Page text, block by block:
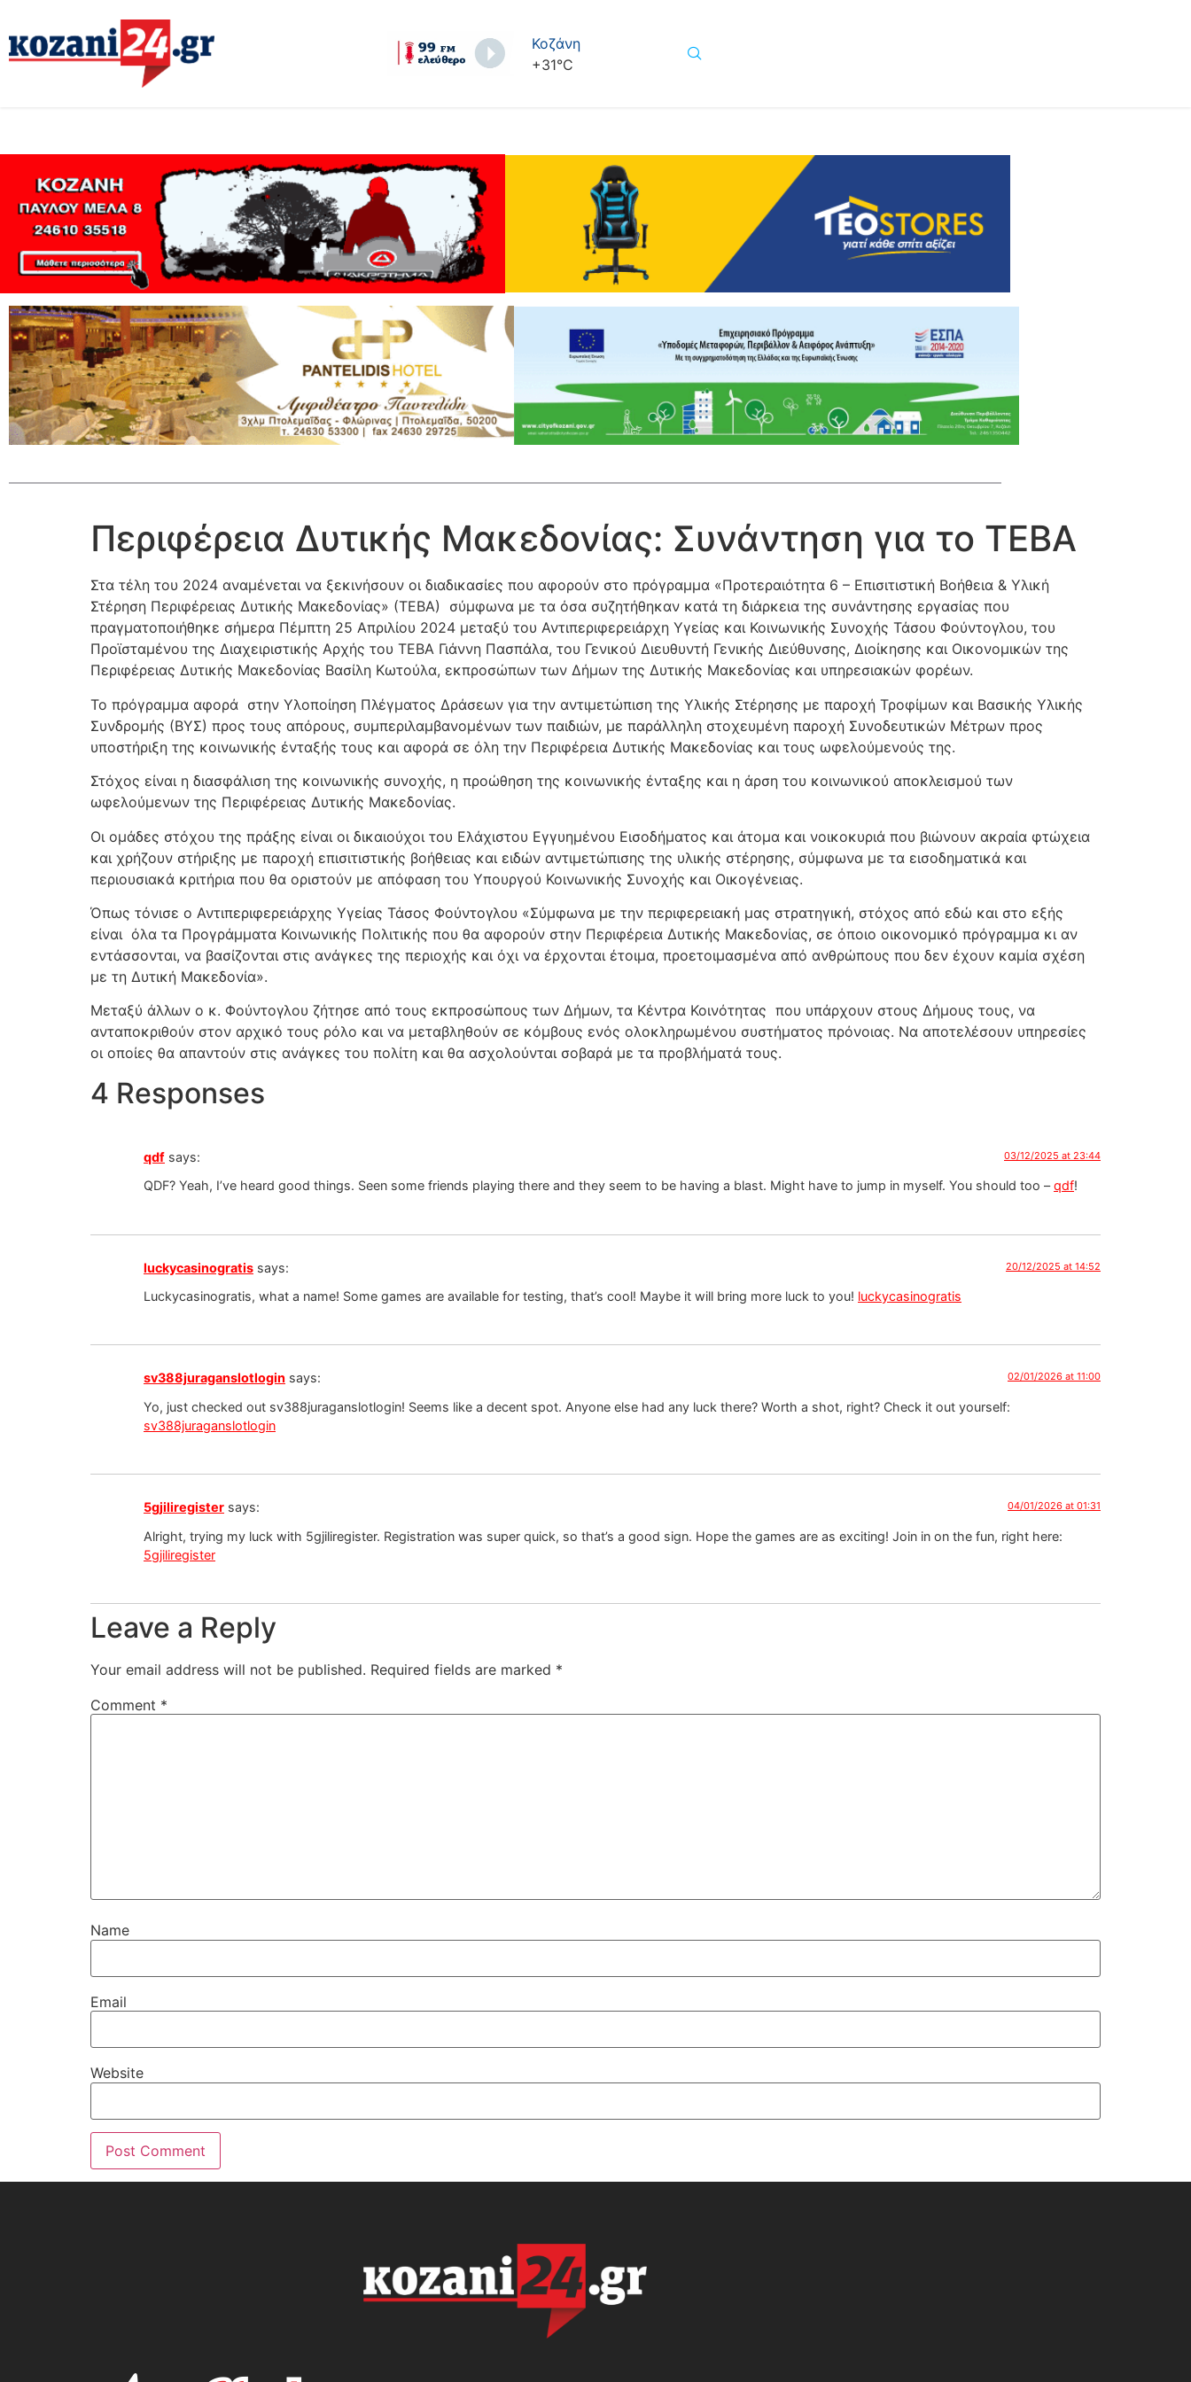
Κοζάνη
+31°C
Περιφέρεια Δυτικής Μακεδονίας: Συνάντηση για το ΤΕΒΑ
Στα τέλη του 2024 αναμένεται να ξεκινήσουν οι διαδικασίες που αφορούν στο πρόγραμμα «Προτεραιότητα 6 – Επισιτιστική Βοήθεια & Υλική
Στέρηση Περιφέρειας Δυτικής Μακεδονίας» (ΤΕΒΑ) σύμφωνα με τα όσα συζητήθηκαν κατά τη διάρκεια της συνάντησης εργασίας που
πραγματοποιήθηκε σήμερα Πέμπτη 25 Απριλίου 2024 μεταξύ του Αντιπεριφερειάρχη Υγείας και Κοινωνικής Συνοχής Τάσου Φούντογλου, του
Προϊσταμένου της Διαχειριστικής Αρχής του ΤΕΒΑ Γιάννη Πασπάλα, του Γενικού Διευθυντή Γενικής Διεύθυνσης, Διοίκησης και Οικονομικών της
Περιφέρειας Δυτικής Μακεδονίας Βασίλη Κωτούλα, εκπροσώπων των Δήμων της Δυτικής Μακεδονίας και υπηρεσιακών φορέων.
Το πρόγραμμα αφορά στην Υλοποίηση Πλέγματος Δράσεων για την αντιμετώπιση της Υλικής Στέρησης με παροχή Τροφίμων και Βασικής Υλικής
Συνδρομής (ΒΥΣ) προς τους απόρους, συμπεριλαμβανομένων των παιδιών, με παράλληλη στοχευμένη παροχή Συνοδευτικών Μέτρων προς
υποστήριξη της κοινωνικής ένταξής τους και αφορά σε όλη την Περιφέρεια Δυτικής Μακεδονίας και τους ωφελούμενούς της.
Στόχος είναι η διασφάλιση της κοινωνικής συνοχής, η προώθηση της κοινωνικής ένταξης και η άρση του κοινωνικού αποκλεισμού των
ωφελούμενων της Περιφέρειας Δυτικής Μακεδονίας.
Οι ομάδες στόχου της πράξης είναι οι δικαιούχοι του Ελάχιστου Εγγυημένου Εισοδήματος και άτομα και νοικοκυριά που βιώνουν ακραία φτώχεια
και χρήζουν στήριξης με παροχή επισιτιστικής βοήθειας και ειδών αντιμετώπισης της υλικής στέρησης, σύμφωνα με τα εισοδηματικά και
περιουσιακά κριτήρια που θα οριστούν με απόφαση του Υπουργού Κοινωνικής Συνοχής και Οικογένειας.
Όπως τόνισε ο Αντιπεριφερειάρχης Υγείας Τάσος Φούντογλου «Σύμφωνα με την περιφερειακή μας στρατηγική, στόχος από εδώ και στο εξής
είναι όλα τα Προγράμματα Κοινωνικής Πολιτικής που θα αφορούν στην Περιφέρεια Δυτικής Μακεδονίας, σε όποιο οικονομικό πρόγραμμα κι αν
εντάσσονται, να βασίζονται στις ανάγκες της περιοχής και όχι να έρχονται έτοιμα, προετοιμασμένα από ανθρώπους που δεν έχουν καμία σχέση
με τη Δυτική Μακεδονία».
Μεταξύ άλλων ο κ. Φούντογλου ζήτησε από τους εκπροσώπους των Δήμων, τα Κέντρα Κοινότητας που υπάρχουν στους Δήμους τους, να
ανταποκριθούν στον αρχικό τους ρόλο και να μεταβληθούν σε κόμβους ενός ολοκληρωμένου συστήματος πρόνοιας. Να αποτελέσουν υπηρεσίες
οι οποίες θα απαντούν στις ανάγκες του πολίτη και θα ασχολούνται σοβαρά με τα προβλήματά τους.
4 Responses
qdf says: 03/12/2025 at 23:44
QDF? Yeah, I’ve heard good things. Seen some friends playing there and they seem to be having a blast. Might have to jump in myself. You should too –qdf!
luckycasinogratis says: 20/12/2025 at 14:52
Luckycasinogratis, what a name! Some games are available for testing, that’s cool! Maybe it will bring more luck to you! luckycasinogratis
sv388juraganslotlogin says: 02/01/2026 at 11:00
Yo, just checked out sv388juraganslotlogin! Seems like a decent spot. Anyone else had any luck there? Worth a shot, right? Check it out yourself:
sv388juraganslotlogin
5gjiliregister says: 04/01/2026 at 01:31
Alright, trying my luck with 5gjiliregister. Registration was super quick, so that’s a good sign. Hope the games are as exciting! Join in on the fun, right here:
5gjiliregister
Leave a Reply
Your email address will not be published. Required fields are marked *
Comment *
Name
Email
Website